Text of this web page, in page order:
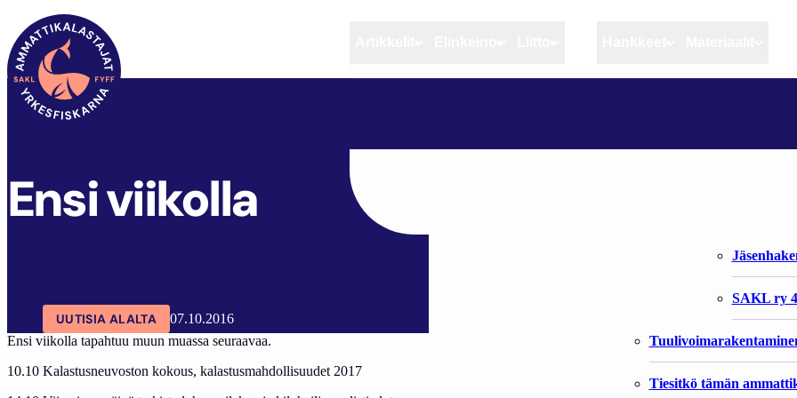
Artikkelit Elinkeino
Rannikko ja
Elinkeinokalatalouden
Kalat ja kalatalous
Vahinkoeläimet
Tiesitkö tämän
Liitto
Liiton
SAKL ry
SAKL ARTIKKELIT
Ensi viikolla
UUTISIA ALALTA
07.10.2016
Ensi viikolla tapahtuu muun muassa seuraavaa.
10.10 Kalastusneuvoston kokous, kalastusmahdollisuudet 2017